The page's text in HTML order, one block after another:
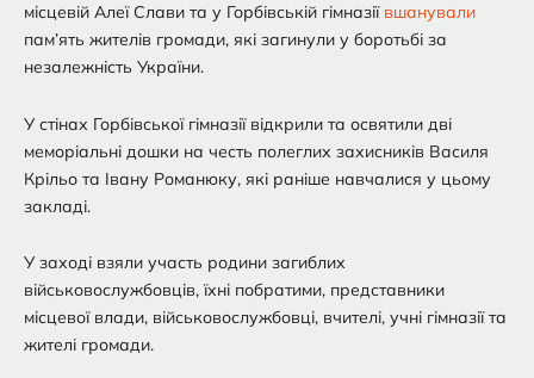
місцевій Алеї Слави та у Горбівській гімназії вшанували
пам’ять жителів громади, які загинули у боротьбі за
незалежність України.
У стінах Горбівської гімназії відкрили та освятили дві
меморіальні дошки на честь полеглих захисників Василя
Крільо та Івану Романюку, які раніше навчалися у цьому
закладі.
У заході взяли участь родини загиблих
військовослужбовців, їхні побратими, представники
місцевої влади, військовослужбовці, вчителі, учні гімназії та
жителі громади.